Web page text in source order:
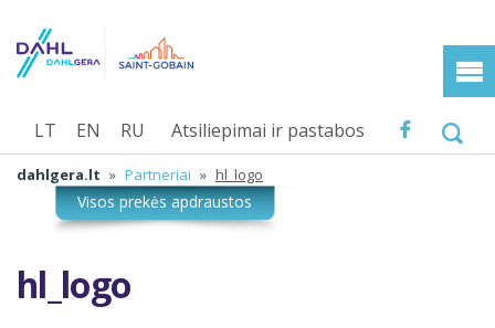
Atsiliepimai ir pastabos
LT EN RU
dahlgera.lt » Partneriai » hl_logo
hl_logo